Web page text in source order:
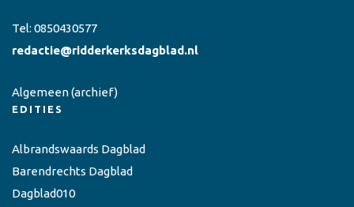
Tel: 0850430577
redactie@ridderkerksdagblad.nl
Algemeen(archief)
EDITIES
Albrandswaards Dagblad
Barendrechts Dagblad
Dagblad010